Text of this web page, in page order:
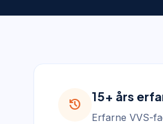
history
15+ års
Erfarne VVS-